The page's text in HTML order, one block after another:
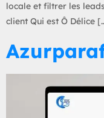
locale et filtrer les
client Qui est Ô Délice